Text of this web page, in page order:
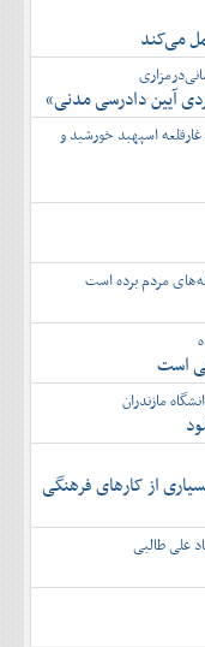
می‌کند
آیین دادرسی مدنی»
اسپهبد خورشید و
مردم برده است
است
مازندران
از کارهای فرهنگی
علی طالبی